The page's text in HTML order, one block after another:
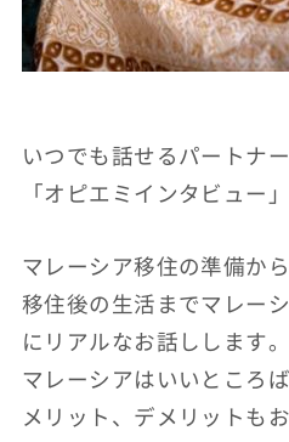
いつでも話せるパートナ
「オピエミインタビュー」
マレーシア移住の準備から
移住後の生活までマレー
にリアルなお話しします。
マレーシアはいいところ
メリット、デメリットも